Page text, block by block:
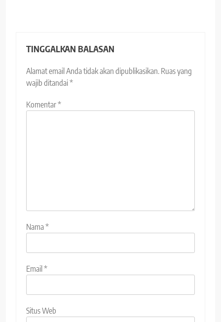
TINGGALKAN BALASAN
Alamat email Anda tidak akan dipublikasikan. Ruas yang
wajib ditandai*
Komentar*
Nama*
Email*
Situs Web